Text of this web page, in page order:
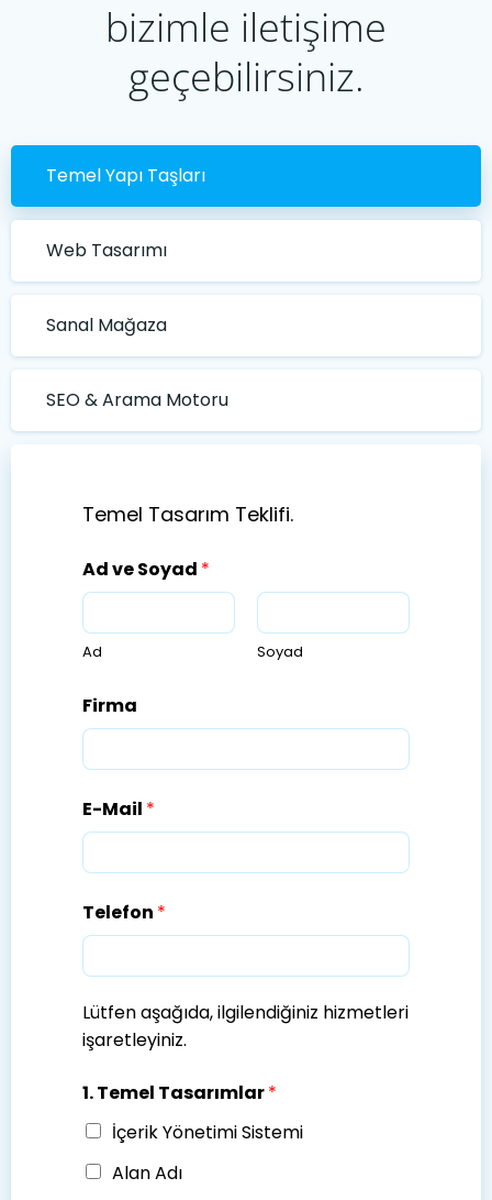
bizimle iletişime
geçebilirsiniz.
Temel Yapı Taşları
Web Tasarımı
Sanal Mağaza
SEO & Arama Motoru
Temel Tasarım Teklifi.
Ad ve Soyad *
Ad Soyad
Firma
E-Mail *
Telefon *
Lütfen aşağıda, ilgilendiğiniz hizmetleri
işaretleyiniz.
1. Temel Tasarımlar*
İçerik Yönetimi Sistemi
Alan Adı